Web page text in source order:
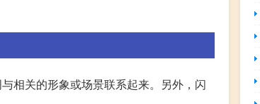
相关的形象或场景联系起来。另外，闪